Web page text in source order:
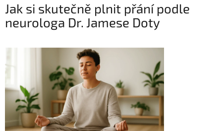
Jak si skutečně plnit přání podle
neurologa Dr. Jamese Doty